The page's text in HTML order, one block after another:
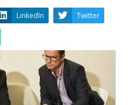
LinkedIn